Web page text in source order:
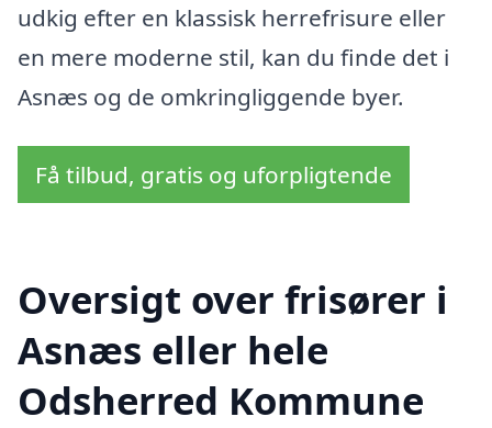
udkig efter en klassisk herrefrisure eller
en mere moderne stil, kan du finde det i
Asnæs og de omkringliggende byer.
Få tilbud, gratis og uforpligtende
Oversigt over frisører i
Asnæs eller hele
Odsherred Kommune